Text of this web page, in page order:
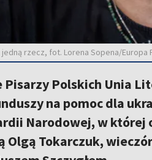
rzecz, fot. Lorena Sopena/Europa
Polskich Unia
na pomoc dla
Narodowej, w której
Olgą Tokarczuk,